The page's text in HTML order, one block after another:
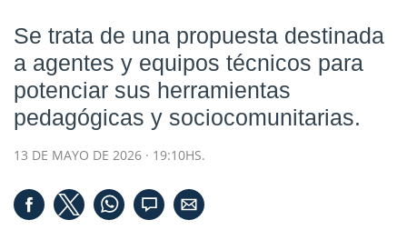
Se trata de una propuesta destinada
a agentes y equipos técnicos para
potenciar sus herramientas
pedagógicas y sociocomunitarias.
13 DE MAYO DE 2026 · 19:10HS.